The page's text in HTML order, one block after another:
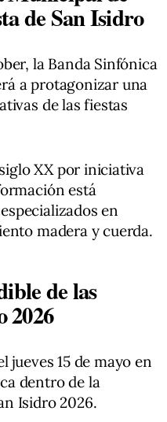
de San Isidro
la Banda Sinfónica
a protagonizar una
de las fiestas
XX por iniciativa
está
en
madera y cuerda.
de las
2026
15 de mayo en
dentro de la
Isidro 2026.